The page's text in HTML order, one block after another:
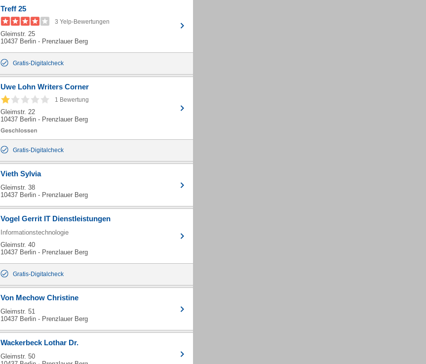
Treff 25
3 Yelp-Bewertungen
Gleimstr. 25
10437 Berlin - Prenzlauer Berg
Gratis-Digitalcheck
Uwe Lohn Writers Corner
1 Bewertung
Gleimstr. 22
10437 Berlin - Prenzlauer Berg
Gratis-Digitalcheck
Vieth Sylvia
Gleimstr. 38
10437 Berlin - Prenzlauer Berg
Vogel Gerrit IT Dienstleistungen
Informationstechnologie
Gleimstr. 40
10437 Berlin - Prenzlauer Berg
Gratis-Digitalcheck
Von Mechow Christine
Gleimstr. 51
10437 Berlin - Prenzlauer Berg
Wackerbeck Lothar Dr.
Gleimstr. 50